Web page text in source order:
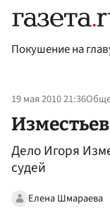
Покушение на
19 мая 2010 21:36
Дело Игоря
судей
Елена Шмараева